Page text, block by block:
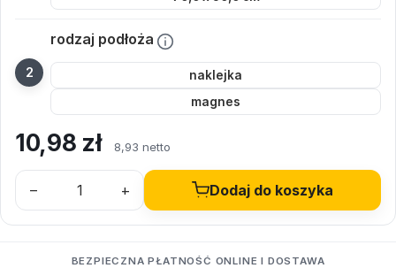
rodzaj podłoża
naklejka
magnes
10,98 zł 8,93 netto
– + Dodaj do koszyka
BEZPIECZNA PŁATNOŚĆ ONLINE I DOSTAWA